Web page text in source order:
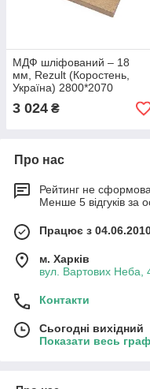
МДФ шліфований ‒ 18
мм, Rezult (Коростень,
Україна) 2800*2070
3 024 ₴
Про нас
Рейтинг не
Менше 5 відгуків за
Працює з
м. Харків
вул. Вартових Неба,
Контакти
Сьогодні вихідний
Показати весь